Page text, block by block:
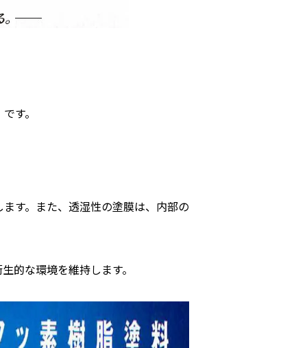
す。
す。また、透湿性の塗膜は、内部の
的な環境を維持します。